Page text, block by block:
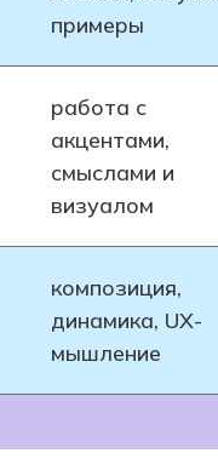
примеры
работа с
акцентами,
смыслами и
визуалом
композиция,
динамика, UX-
мышление